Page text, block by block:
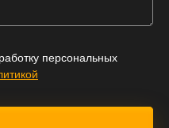
персональных